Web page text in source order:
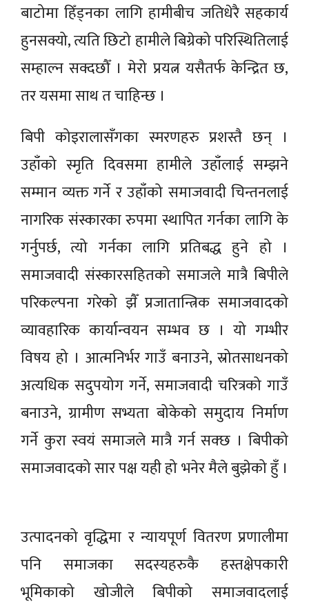
बाटोमा हिँड्नका लागि हामीबीच जतिधेरै सहकार्य
हुनसक्यो, त्यति छिटो हामीले बिग्रेको परिस्थितिलाई
सम्हाल्न सक्दछौँ । मेरो प्रयत्न यसैतर्फ केन्द्रित छ,
तर यसमा साथ त चाहिन्छ ।
बिपी कोइरालासँगका स्मरणहरु प्रशस्तै छन् ।
उहाँको स्मृति दिवसमा हामीले उहाँलाई सम्झने
सम्मान व्यक्त गर्ने र उहाँको समाजवादी चिन्तनलाई
नागरिक संस्कारका रुपमा स्थापित गर्नका लागि के
गर्नुपर्छ, त्यो गर्नका लागि प्रतिबद्ध हुने हो ।
समाजवादी संस्कारसहितको समाजले मात्रै बिपीले
परिकल्पना गरेको झैँ प्रजातान्त्रिक समाजवादको
व्यावहारिक कार्यान्वयन सम्भव छ । यो गम्भीर
विषय हो । आत्मनिर्भर गाउँ बनाउने, स्रोतसाधनको
अत्यधिक सदुपयोग गर्ने, समाजवादी चरित्रको गाउँ
बनाउने, ग्रामीण सभ्यता बोकेको समुदाय निर्माण
गर्ने कुरा स्वयं समाजले मात्रै गर्न सक्छ । बिपीको
समाजवादको सार पक्ष यही हो भनेर मैले बुझेको हुँ ।
उत्पादनको वृद्धिमा र न्यायपूर्ण वितरण प्रणालीमा
पनि समाजका सदस्यहरुकै हस्तक्षेपकारी
भूमिकाको खोजीले बिपीको समाजवादलाई